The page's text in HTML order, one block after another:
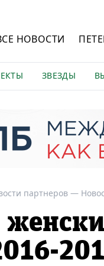
НОВОСТИ
ЗВЕЗДЫ
7831000027
партнеров —